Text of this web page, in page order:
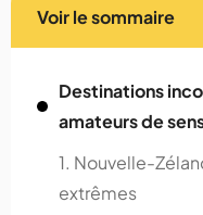
Voir le sommaire
Destinations
amateurs de
1. Nouvelle-
extrêmes